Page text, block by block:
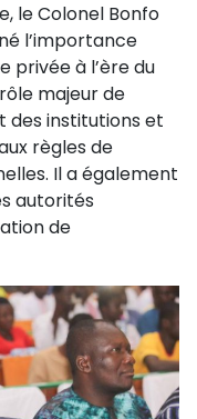
le Colonel Bonfo
l’importance
privée à l’ère du
majeur de
des institutions et
règles de
Il a également
autorités
de